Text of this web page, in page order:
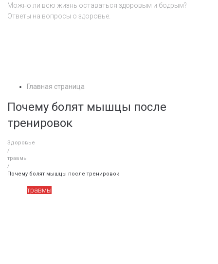
Перейти
Можно ли всю жизнь оставаться здоровым и бодрым?
Ответы на вопросы о здоровье.
Главная страница
Почему болят мышцы после
тренировок
Здоровье
/
травмы
/
Почему болят мышцы после тренировок
травмы